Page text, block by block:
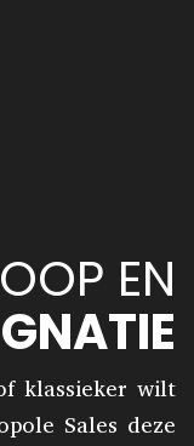
EN
klassieker wilt
Sales deze